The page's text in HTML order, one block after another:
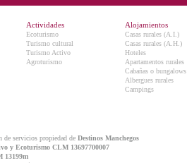
Actividades
Ecoturismo
Turismo cultural
Turismo Activo
Agroturismo
Alojamientos
Casas rurales (A.I.)
Casas rurales (A.H.)
Hoteles
Apartamentos rurales
Cabañas o bungalows
Albergues rurales
Campings
de servicios propiedad de Destinos Manchegos
y Ecoturismo CLM 13697700007
13199m